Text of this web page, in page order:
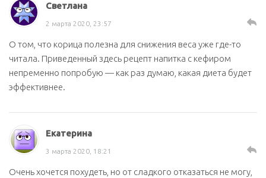
Светлана
2 марта 2020, 23:57
О том, что корица полезна для снижения веса уже где-то
читала. Приведенный здесь рецепт напитка с кефиром
непременно попробую — как раз думаю, какая диета будет
эффективнее.
Екатерина
3 марта 2020, 18:21
Очень хочется похудеть, но от сладкого отказаться не могу,